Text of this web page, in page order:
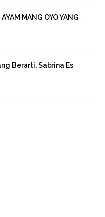
MANG OYO YANG
Berarti, Sabrina Es